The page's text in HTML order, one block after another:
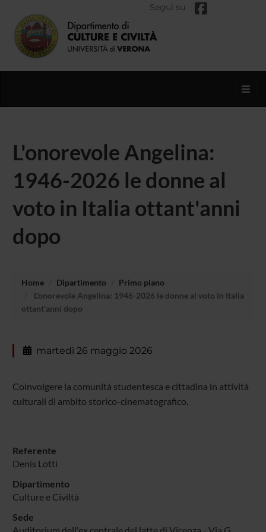
Segui su
L'onorevole Angelina:
1946-2026 le donne al
voto in Italia ottant'anni
dopo
Home Dipartimento
Primo piano
L'onorevole Angelina: 1946-2026 le donne al voto in Italia
ottant'anni dopo
martedì 26 maggio 2026
Coinvolgere la comunità studentesca e cittadina in attività
culturali di ambito storico-cinematografico.
Referente
Denis Lotti
Dipartimento
Culture e Civiltà
Sede